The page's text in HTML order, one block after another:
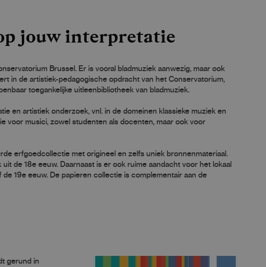
jouw interpretatie
Brussel. Er is vooral bladmuziek aanwezig, maar ook
in de artistiek-pedagogische opdracht van het Conservatorium,
toegankelijke uitleenbibliotheek van bladmuziek.
en artistiek onderzoek, vnl. in de domeinen klassieke muziek en
voor musici, zowel studenten als docenten, maar ook voor
erfgoedcollectie met origineel en zelfs uniek bronnenmateriaal.
de 18e eeuw. Daarnaast is er ook ruime aandacht voor het lokaal
19e eeuw. De papieren collectie is complementair aan de
gerund in